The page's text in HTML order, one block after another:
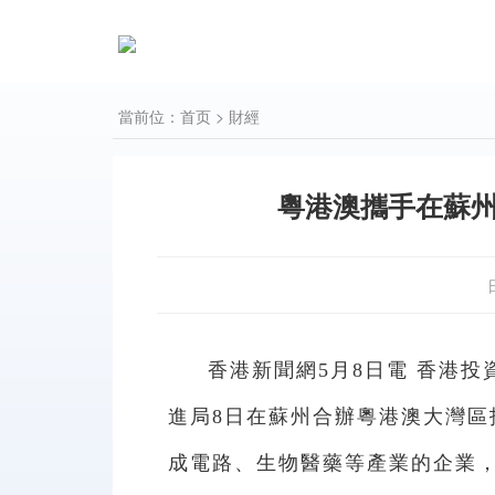
當前位： 首页 > 財經
粵港澳攜手在蘇
香港新聞網5月8日電 香港投
進局8日在蘇州合辦粵港澳大灣
成電路、生物醫藥等產業的企業